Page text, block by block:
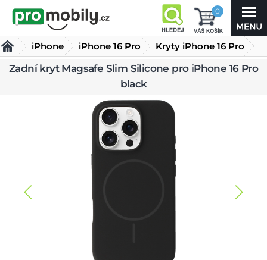
0
iPhone iPhone 16 Pro Kryty iPhone 16 Pro
Zadní kryt Magsafe Slim Silicone pro iPhone 16 Pro black
Zadní kryt Magsafe Slim Silicone pro iPhone 16 Pro
black